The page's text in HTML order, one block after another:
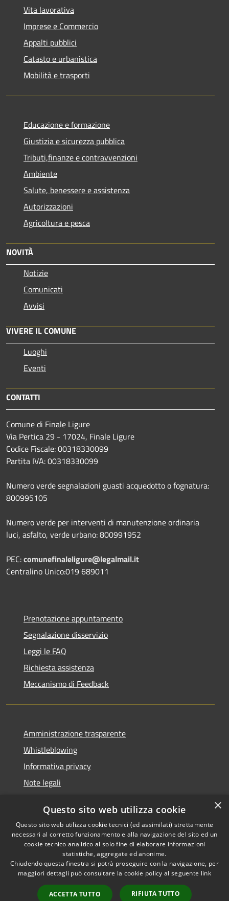
Vita lavorativa
Imprese e Commercio
Appalti pubblici
Catasto e urbanistica
Mobilità e trasporti
Educazione e formazione
Giustizia e sicurezza pubblica
Tributi,finanze e contravvenzioni
Ambiente
Salute, benessere e assistenza
Autorizzazioni
Agricoltura e pesca
NOVITÀ
Notizie
Comunicati
Avvisi
VIVERE IL COMUNE
Luoghi
Eventi
CONTATTI
Comune di Finale Ligure
Via Pertica 29 - 17024, Finale Ligure
Codice Fiscale: 00318330099
Partita IVA: 00318330099
Numero verde segnalazioni guasti acquedotto o fognatura:
800995105
Numero verde per interventi di manutenzione ordinaria
luci, asfalto, verde urbano: 800991952
PEC:comunefinaleligure@legalmail.it
Centralino Unico:019 689011
Prenotazione appuntamento
Segnalazione disservizio
Leggi le FAQ
Richiesta assistenza
Meccanismo di Feedback
Amministrazione trasparente
Whistleblowing
Informativa privacy
Note legali
Segnalazioni di inaccessibilità
RSS
Accessibilità
Copyright © 2026 • Comune di
Finale Ligure • Powered by
Municipium•
Accesso
×
Questo sito web utilizza cookie
Questo sito web utilizza cookie tecnici (ed assimilati) strettamente
necessari al corretto funzionamento e alla navigazione del sito ed un
cookie tecnico analitico al solo fine di elaborare informazioni
statistiche, aggregate ed anonime.
Chiudendo questa finestra si potrà proseguire con la navigazione, per
maggiori dettagli può consultare la cookie policy al seguente link
ACCETTA TUTTO RIFIUTA TUTTO